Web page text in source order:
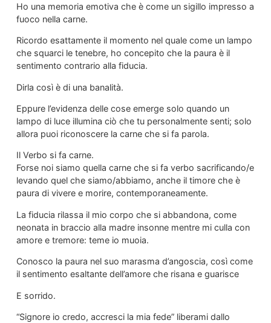
Ho una memoria emotiva che è come un sigillo impresso a
fuoco nella carne.
Ricordo esattamente il momento nel quale come un lampo
che squarci le tenebre, ho concepito che la paura è il
sentimento contrario alla fiducia.
Dirla così è di una banalità.
Eppure l’evidenza delle cose emerge solo quando un
lampo di luce illumina ciò che tu personalmente senti; solo
allora puoi riconoscere la carne che si fa parola.
Il Verbo si fa carne.
Forse noi siamo quella carne che si fa verbo sacrificando/e
levando quel che siamo/abbiamo, anche il timore che è
paura di vivere e morire, contemporaneamente.
La fiducia rilassa il mio corpo che si abbandona, come
neonata in braccio alla madre insonne mentre mi culla con
amore e tremore: teme io muoia.
Conosco la paura nel suo marasma d’angoscia, così come
il sentimento esaltante dell’amore che risana e guarisce
E sorrido.
“Signore io credo, accresci la mia fede” liberami dallo